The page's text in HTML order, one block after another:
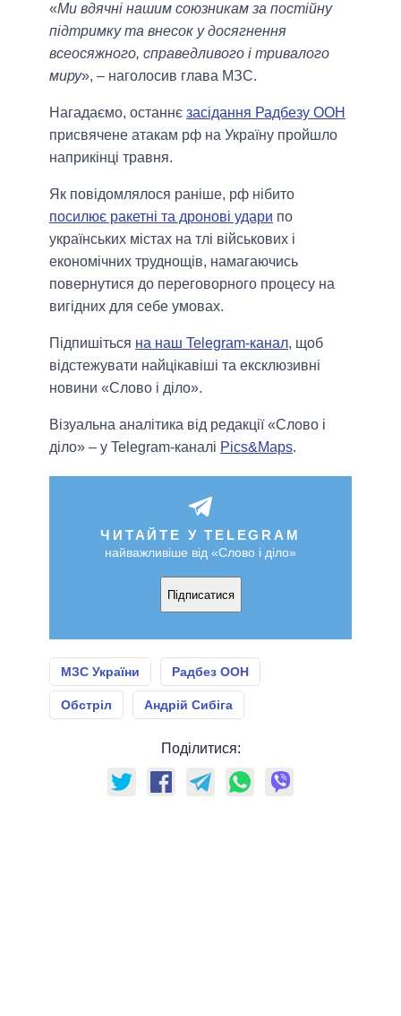
«Ми вдячні нашим союзникам за постійну
підтримку та внесок у досягнення
всеосяжного, справедливого і тривалого
миру», – наголосив глава МЗС.
Нагадаємо, останнє засідання Радбезу ООН
присвячене атакам рф на Україну пройшло
наприкінці травня.
Як повідомлялося раніше, рф нібито
посилює ракетні та дронові удари по
українських містах на тлі військових і
економічних труднощів, намагаючись
повернутися до переговорного процесу на
вигідних для себе умовах.
Підпишіться на наш Telegram-канал, щоб
відстежувати найцікавіші та ексклюзивні
новини «Слово і діло».
Візуальна аналітика від редакції «Слово і
діло» – у Telegram-каналі Pics&Maps.
ЧИТАЙТЕ У TELEGRAM
найважливіше від «Слово і діло»
Підписатися
МЗС України Радбез ООН
Обстріл Андрій Сибіга
Поділитися: